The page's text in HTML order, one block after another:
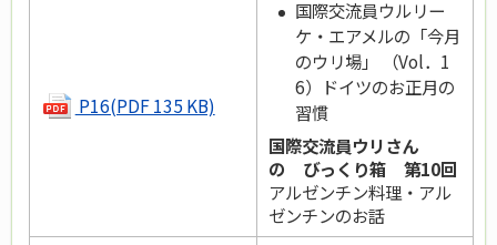
P16(PDF 135 KB)
国際交流員ウルリー
ケ・エアメルの「今月
のウリ場」 （Vol．1
6）ドイツのお正月の
習慣
国際交流員ウリさん
の びっくり箱 第10回
アルゼンチン料理・アル
ゼンチンのお話